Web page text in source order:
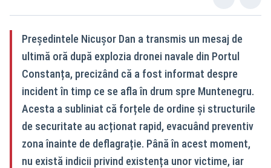
Președintele Nicușor Dan a transmis un mesaj de
ultimă oră după explozia dronei navale din Portul
Constanța, precizând că a fost informat despre
incident în timp ce se afla în drum spre Muntenegru.
Acesta a subliniat că forțele de ordine și structurile
de securitate au acționat rapid, evacuând preventiv
zona înainte de deflagrație. Până în acest moment,
nu există indicii privind existența unor victime, iar